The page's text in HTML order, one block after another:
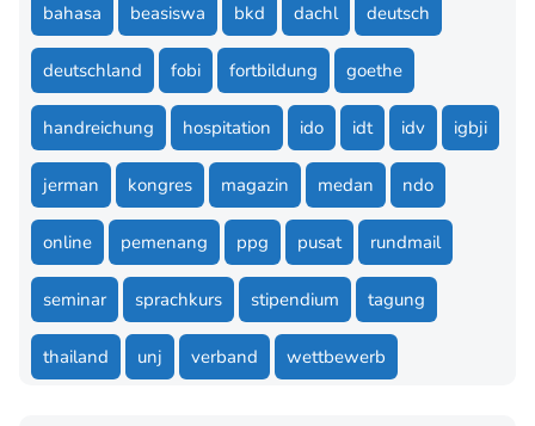
bahasa beasiswa bkd dachl deutsch
deutschland fobi fortbildung goethe
handreichung hospitation ido idt idv igbji
jerman kongres magazin medan ndo
online pemenang ppg pusat rundmail
seminar sprachkurs stipendium tagung
thailand unj verband wettbewerb